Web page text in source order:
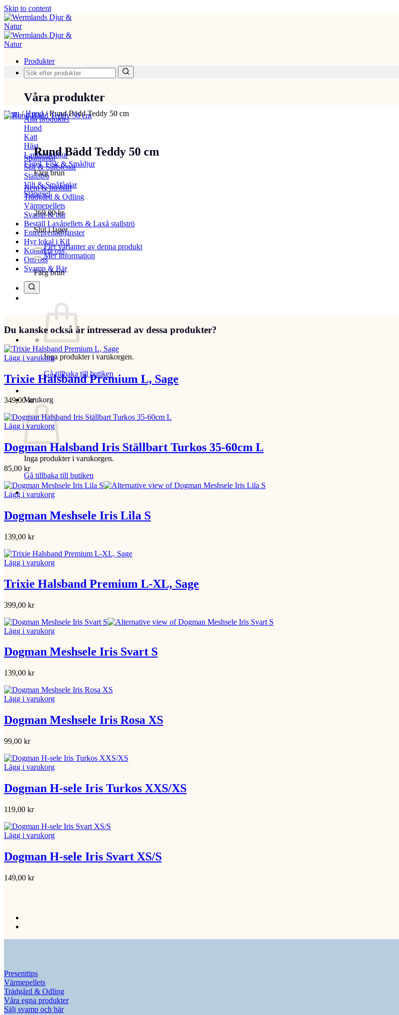
Skip to content
Produkter
Våra produkter
Alla produkter
Hund
Katt
Häst
Lantbruksdjur
Fågel, Fisk & Smådjur
Spannmål
Salt & Saltstenar
Stallströ
Vilt & Småfåglar
Stängsel
Hem & hushåll
Trädgård & Odling
Värmepellets
Svamp & bär
Beställ Laxåpellets & Laxå stallströ
Entreprenadtjänster
Hyr lokal i Kil
Kontakta oss
Om oss
Svamp & Bär
Inga produkter i varukorgen.
Gå tillbaka till butiken
Varukorg
Inga produkter i varukorgen.
Gå tillbaka till butiken
Hem/Hund/Rund Bädd Teddy 50 cm
Rund Bädd Teddy 50 cm
Färg brun
269,00kr
Slut i lager
Fler varianter av denna produkt
Mer information
Färg brun
Du kanske också är intresserad av dessa produkter?
Lägg i varukorg
Trixie Halsband Premium L, Sage
349,00kr
Lägg i varukorg
Dogman Halsband Iris Ställbart Turkos 35-60cm L
85,00 kr
Lägg i varukorg
Dogman Meshsele Iris Lila S
139,00 kr
Lägg i varukorg
Trixie Halsband Premium L-XL, Sage
399,00 kr
Lägg i varukorg
Dogman Meshsele Iris Svart S
139,00 kr
Lägg i varukorg
Dogman Meshsele Iris Rosa XS
99,00 kr
Lägg i varukorg
Dogman H-sele Iris Turkos XXS/XS
119,00 kr
Lägg i varukorg
Dogman H-sele Iris Svart XS/S
149,00 kr
Presenttips
Värmepellets
Trädgård & Odling
Våra egna produkter
Sälj svamp och bär